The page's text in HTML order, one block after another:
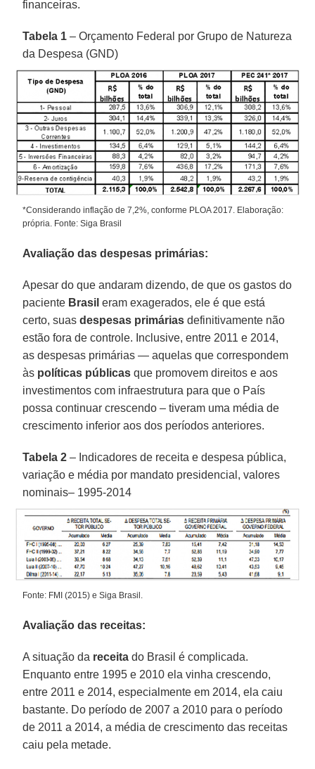
financeiras.
Tabela 1 – Orçamento Federal por Grupo de Natureza
da Despesa (GND)
*Considerando inflação de 7,2%, conforme PLOA 2017. Elaboração:
própria. Fonte: Siga Brasil
Avaliação das despesas primárias:
Apesar do que andaram dizendo, de que os gastos do
paciente Brasil eram exagerados, ele é que está
certo, suasdespesas primárias definitivamente não
estão fora de controle. Inclusive, entre 2011 e 2014,
as despesas primárias — aquelas que correspondem
às políticas públicas que promovem direitos e aos
investimentos com infraestrutura para que o País
possa continuar crescendo – tiveram uma média de
crescimento inferior aos dos períodos anteriores.
Tabela 2 – Indicadores de receita e despesa pública,
variação e média por mandato presidencial, valores
nominais– 1995-2014
Fonte: FMI (2015) e Siga Brasil.
Avaliação das receitas:
A situação da receita do Brasil é complicada.
Enquanto entre 1995 e 2010 ela vinha crescendo,
entre 2011 e 2014, especialmente em 2014, ela caiu
bastante. Do período de 2007 a 2010 para o período
de 2011 a 2014, a média de crescimento das receitas
caiu pela metade.